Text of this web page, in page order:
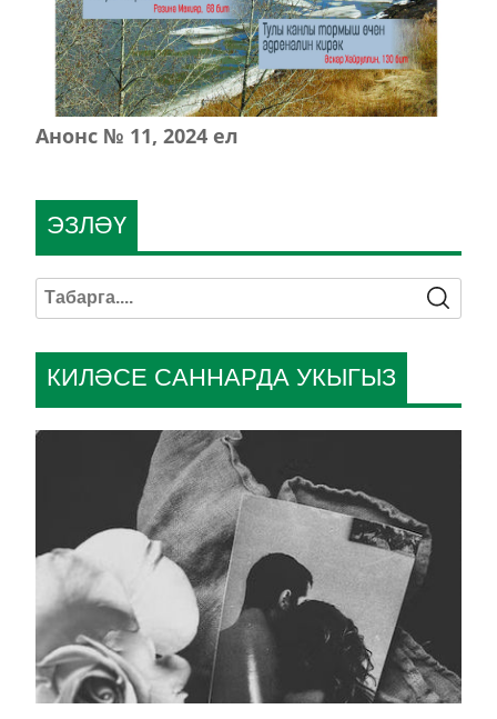
Анонс № 11, 2024 ел
КИЛӘСЕ САННАРДА УКЫГЫЗ
ЭЗЛӘҮ